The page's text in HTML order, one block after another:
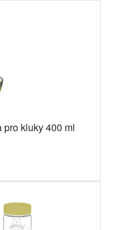
pro kluky 400 ml